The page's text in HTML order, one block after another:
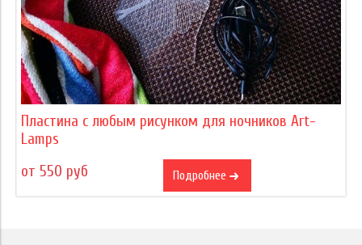
Пластина с любым рисунком для ночников Art-
Lamps
от 550 руб
Подробнее